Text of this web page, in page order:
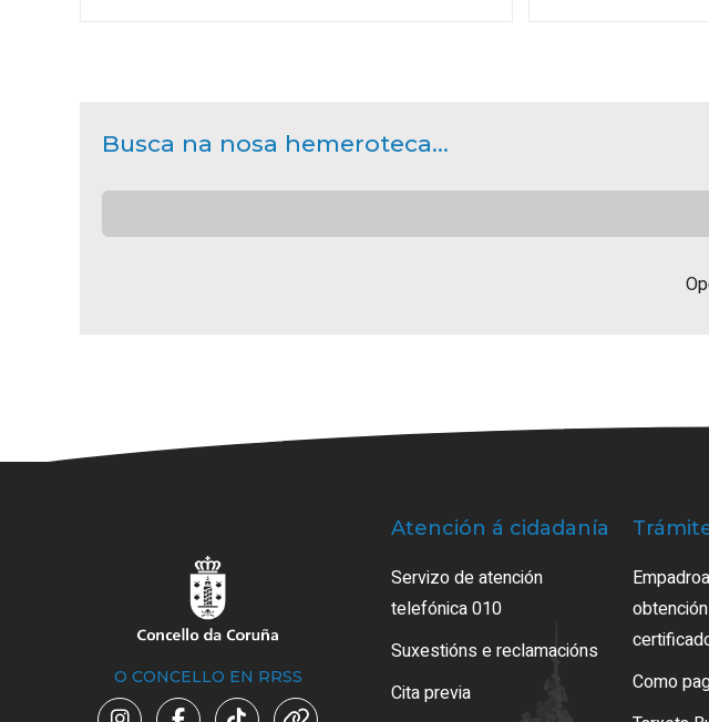
Busca na nosa hemeroteca...
O CONCELLO EN RRSS
Atención á cidadanía
Servizo de atención
telefónica 010
Suxestións e reclamacións
Cita previa
Como